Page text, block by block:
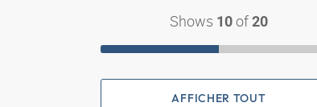
Shows 10 of 20
AFFICHER TOUT